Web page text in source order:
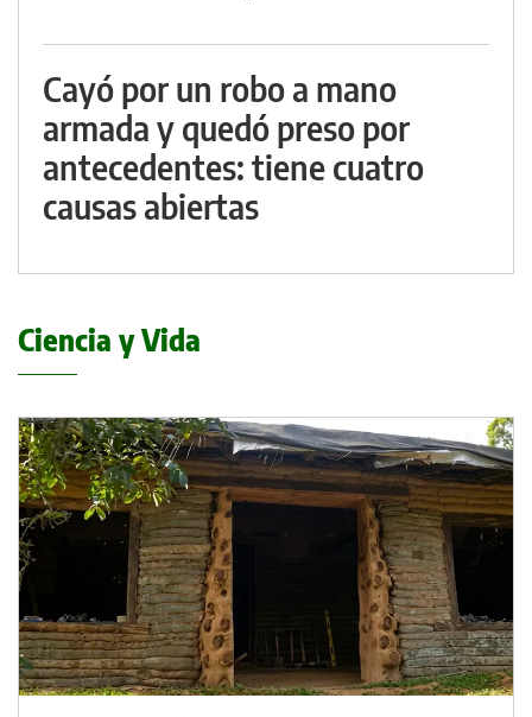
Cayó por un robo a mano
armada y quedó preso por
antecedentes: tiene cuatro
causas abiertas
Ciencia y Vida